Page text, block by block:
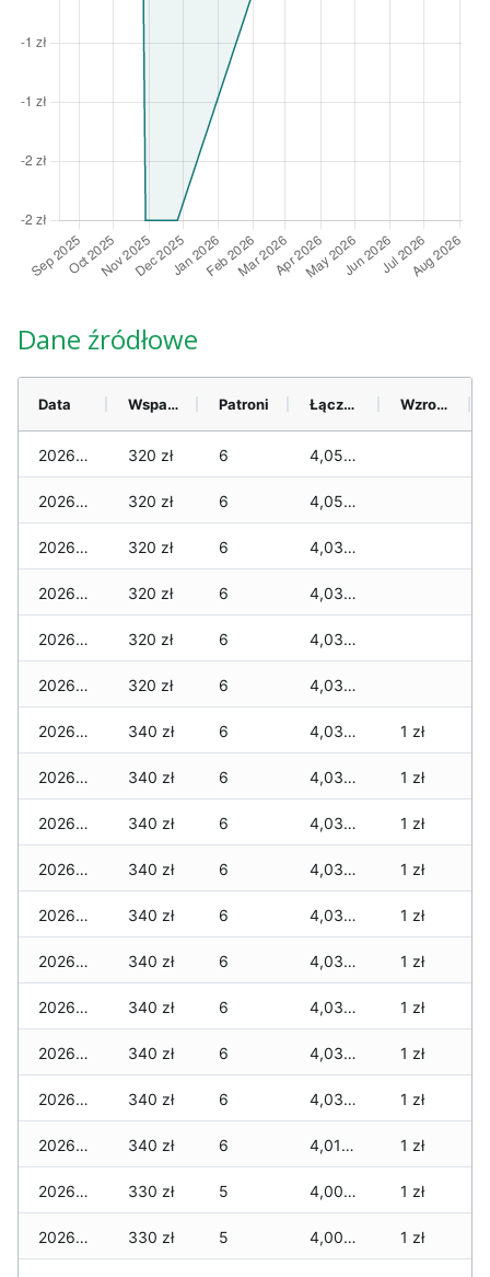
Dane źródłowe
Data Wsparcie Patroni Łącznie Wzrost (28 dni)
2026-08-09 320 zł 6 4,050 zł
2026-08-08 320 zł 6 4,050 zł
2026-08-07 320 zł 6 4,030 zł
2026-08-06 320 zł 6 4,030 zł
2026-08-05 320 zł 6 4,030 zł
2026-08-04 320 zł 6 4,030 zł
2026-08-03 340 zł 6 4,030 zł 1 zł
2026-08-02 340 zł 6 4,030 zł 1 zł
2026-08-01 340 zł 6 4,030 zł 1 zł
2026-07-31 340 zł 6 4,030 zł 1 zł
2026-07-29 340 zł 6 4,030 zł 1 zł
2026-07-28 340 zł 6 4,030 zł 1 zł
2026-07-27 340 zł 6 4,030 zł 1 zł
2026-07-26 340 zł 6 4,030 zł 1 zł
2026-07-24 340 zł 6 4,030 zł 1 zł
2026-07-23 340 zł 6 4,010 zł 1 zł
2026-07-22 330 zł 5 4,000 zł 1 zł
2026-07-21 330 zł 5 4,000 zł 1 zł